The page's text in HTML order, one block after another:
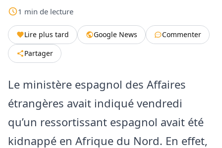
1 min de lecture
Lire plus tard Google News
Commenter
Partager
Le ministère espagnol des Affaires
étrangères avait indiqué vendredi
qu’un ressortissant espagnol avait été
kidnappé en Afrique du Nord. En effet,